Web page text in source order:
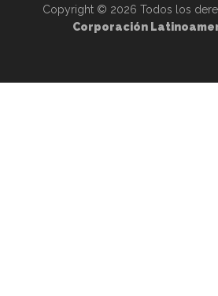
Copyright © 2026 Todos los
Corporación